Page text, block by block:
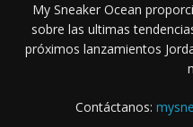
My Sneaker Ocean
sobre las ultimas
próximos lanzamientos
Contáctanos: